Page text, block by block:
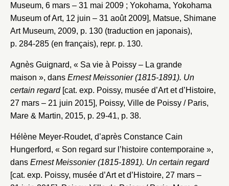
Museum, 6 mars – 31 mai 2009 ; Yokohama, Yokohama
Museum of Art, 12 juin – 31 août 2009], Matsue, Shimane
Art Museum, 2009, p. 130 (traduction en japonais),
p. 284-285 (en français), repr. p. 130.
Agnès Guignard, « Sa vie à Poissy – La grande
maison », dans Ernest Meissonier (1815-1891). Un
certain regard[cat. exp. Poissy, musée d’Art et d’Histoire,
27 mars – 21 juin 2015], Poissy, Ville de Poissy / Paris,
Mare & Martin, 2015, p. 29-41, p. 38.
Hélène Meyer-Roudet, d’après Constance Cain
Hungerford, « Son regard sur l’histoire contemporaine »,
dans Ernest Meissonier (1815-1891). Un certain regard
[cat. exp. Poissy, musée d’Art et d’Histoire, 27 mars –